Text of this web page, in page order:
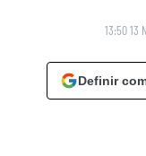
13:50 13
Definir